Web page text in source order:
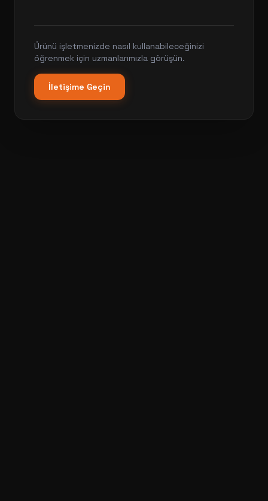
Ürünü işletmenizde nasıl kullanabileceğinizi
öğrenmek için uzmanlarımızla görüşün.
İletişime Geçin